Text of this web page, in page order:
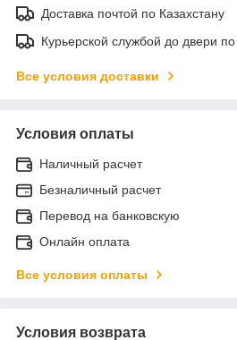
Доставка почтой по Казахстану
Курьерской службой до двери по
Все условия доставки
Условия оплаты
Наличный расчет
Безналичный расчет
Перевод на банковскую
Онлайн оплата
Все условия оплаты
Условия возврата